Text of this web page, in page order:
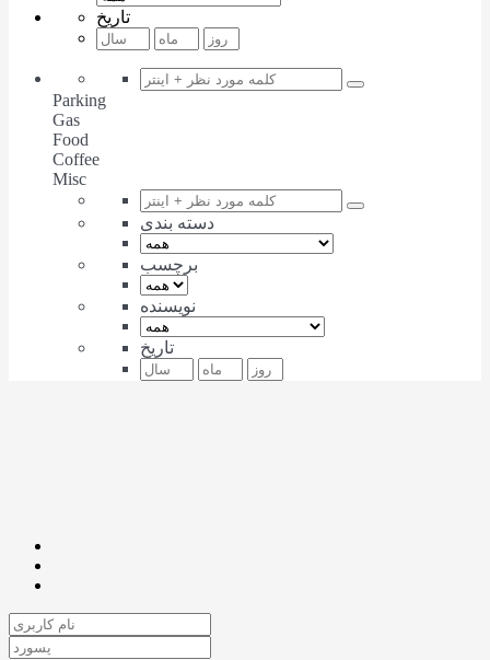
تاریخ
Parking
Gas
Food
Coffee
Misc
دسته بندی
برچسب
نویسنده
تاریخ